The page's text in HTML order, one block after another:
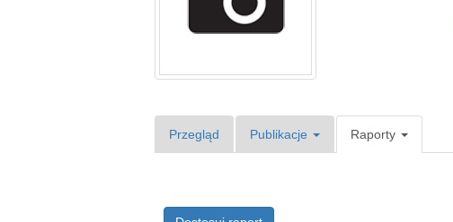
Przegląd Publikacje Raporty